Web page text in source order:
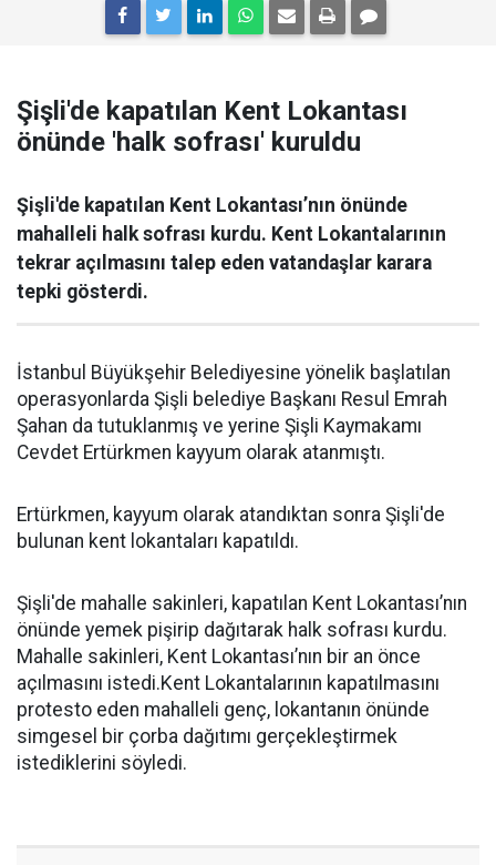
Şişli'de kapatılan Kent Lokantası
önünde 'halk sofrası' kuruldu
Şişli'de kapatılan Kent Lokantası’nın önünde
mahalleli halk sofrası kurdu. Kent Lokantalarının
tekrar açılmasını talep eden vatandaşlar karara
tepki gösterdi.
İstanbul Büyükşehir Belediyesine yönelik başlatılan
operasyonlarda Şişli belediye Başkanı Resul Emrah
Şahan da tutuklanmış ve yerine Şişli Kaymakamı
Cevdet Ertürkmen kayyum olarak atanmıştı.
Ertürkmen, kayyum olarak atandıktan sonra Şişli'de
bulunan kent lokantaları kapatıldı.
Şişli'de mahalle sakinleri, kapatılan Kent Lokantası’nın
önünde yemek pişirip dağıtarak halk sofrası kurdu.
Mahalle sakinleri, Kent Lokantası’nın bir an önce
açılmasını istedi.Kent Lokantalarının kapatılmasını
protesto eden mahalleli genç, lokantanın önünde
simgesel bir çorba dağıtımı gerçekleştirmek
istediklerini söyledi.